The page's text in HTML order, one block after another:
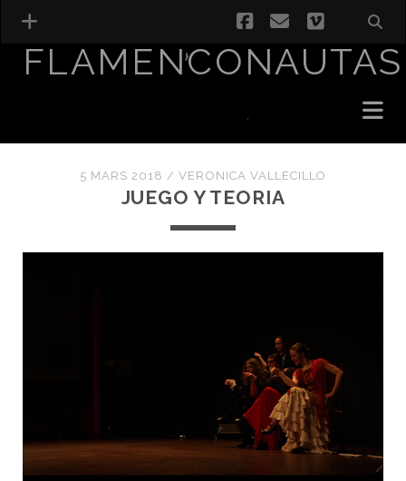
facebook
emailvimeo
FLAMENCONAUTAS
5 MARS 2018 /VERONICA VALLECILLO
JUEGO Y TEORIA